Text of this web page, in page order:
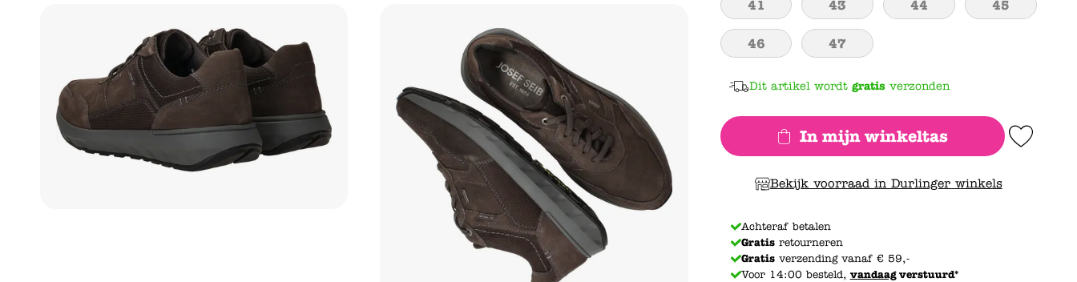
41 43 44 45
46 47
Dit artikel wordt gratisverzonden
In mijn winkeltas Add to Wishlist
Bekijk voorraad in Durlinger winkels
Achteraf betalen
Gratisretourneren
Gratisverzending vanaf € 59,-
Voor 14:00 besteld, vandaagverstuurd*